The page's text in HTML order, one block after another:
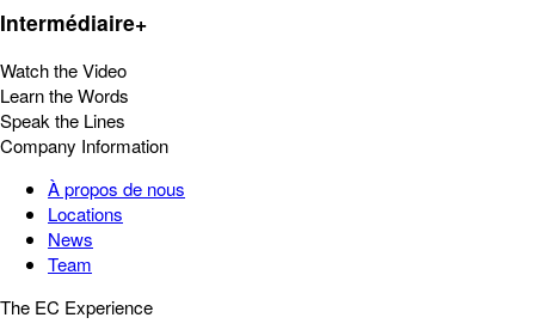
Intermédiaire+
Watch the Video
Learn the Words
Speak the Lines
Company Information
À propos de nous
Locations
News
Team
The EC Experience